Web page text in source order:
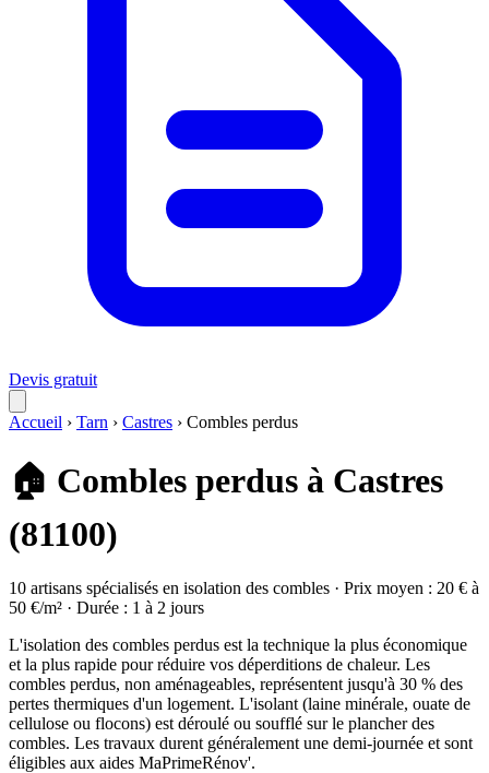
Devis gratuit
Accueil › Tarn › Castres › Combles perdus
🏠 Combles perdus à Castres
(81100)
10 artisans spécialisés en isolation des combles · Prix moyen : 20 € à
50 €/m² · Durée : 1 à 2 jours
L'isolation des combles perdus est la technique la plus économique
et la plus rapide pour réduire vos déperditions de chaleur. Les
combles perdus, non aménageables, représentent jusqu'à 30 % des
pertes thermiques d'un logement. L'isolant (laine minérale, ouate de
cellulose ou flocons) est déroulé ou soufflé sur le plancher des
combles. Les travaux durent généralement une demi-journée et sont
éligibles aux aides MaPrimeRénov'.